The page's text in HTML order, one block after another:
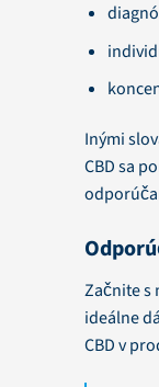
Inými
CBD sa
Začnite s
ideálne
CBD v